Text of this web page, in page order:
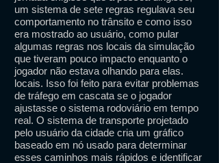
um sistema de sete regras regulava seu
comportamento no trânsito e como isso
era mostrado ao usuário, como pular
algumas regras nos locais da simulação
que tiveram pouco impacto enquanto o
jogador não estava olhando para elas.
locais. Isso foi feito para evitar problemas
de tráfego em cascata se o jogador
ajustasse o sistema rodoviário em tempo
real. O sistema de transporte projetado
pelo usuário da cidade cria um gráfico
baseado em nó usado para determinar
esses caminhos mais rápidos e identificar